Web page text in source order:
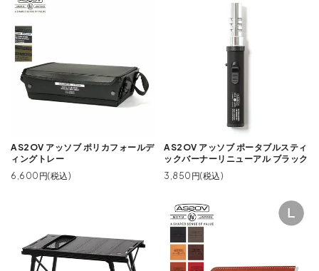
AS2OV アッソブ ポリカフォールデ
ィングトレー
6,600円(税込)
AS2OV アッソブ ポータブルスティ
ックバーナーリニューアル ブラック
3,850円(税込)